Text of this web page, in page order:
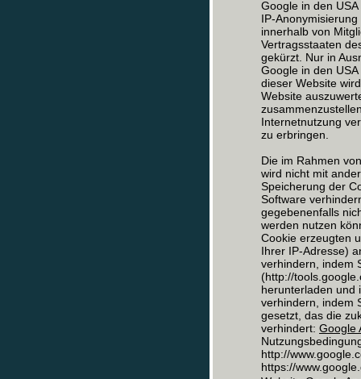
Google in den
IP-
innerhalb von
Vertragsstaaten
gekürzt. Nur in
Google in den
dieser Website
Website
Internetnutzung
zu erbringen.
Die im Rahmen
wird nicht mit
Speicherung der
Software
gegebenenfalls
werden nutzen
Cookie erzeugten
Ihrer IP-Adresse)
verhindern, indem
(http://
herunterladen und
verhindern, indem
gesetzt, das die
verhindert: Google
http://
https://